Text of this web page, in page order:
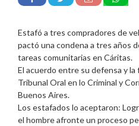
Estafó a tres compradores de
pactó una condena a tres años
tareas comunitarias en Cáritas.
El acuerdo entre su defensa y
Tribunal Oral en lo Criminal y
Buenos Aires.
Los estafados lo aceptaron:
el hombre afronte un proceso